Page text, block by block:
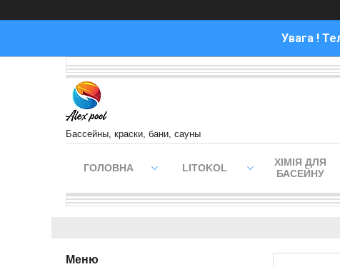
Увага !
Бассейны, краски, бани, сауны
ГОЛОВНА LITOKOL
ХІМІЯ ДЛЯ
БАСЕЙНУ